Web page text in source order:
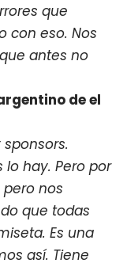
que
con eso. Nos
antes no
de el
hay. Pero por
nos
que todas
Es una
así. Tiene